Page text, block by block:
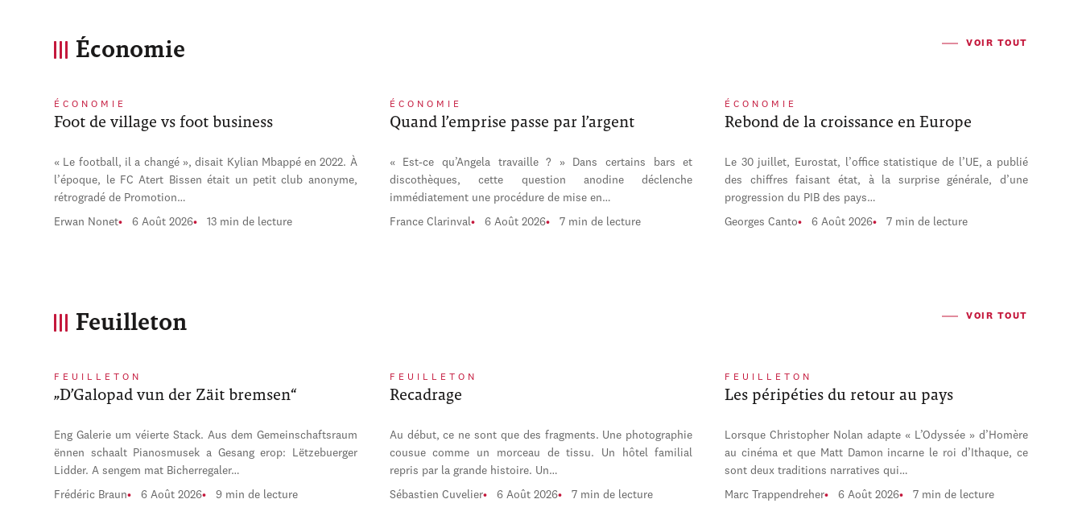
Économie VOIR TOUT
ÉCONOMIE
Foot de village vs foot business
« Le football, il a changé », disait Kylian Mbappé en 2022. À
l’époque, le FC Atert Bissen était un petit club anonyme,
rétrogradé de Promotion…
Erwan Nonet 6 Août 2026 13 min de lecture
ÉCONOMIE
Quand l’emprise passe par l’argent
« Est-ce qu’Angela travaille ? » Dans certains bars et
discothèques, cette question anodine déclenche
immédiatement une procédure de mise en…
France Clarinval 6 Août 2026 7 min de lecture
ÉCONOMIE
Rebond de la croissance en Europe
Le 30 juillet, Eurostat, l’office statistique de l’UE, a publié
des chiffres faisant état, à la surprise générale, d’une
progression du PIB des pays…
Georges Canto 6 Août 2026 7 min de lecture
Feuilleton VOIR TOUT
FEUILLETON
„D’Galopad vun der Zäit bremsen“
Eng Galerie um véierte Stack. Aus dem Gemeinschaftsraum
ënnen schaalt Pianosmusek a Gesang erop: Lëtzebuerger
Lidder. A sengem mat Bicherregaler…
Frédéric Braun 6 Août 2026 9 min de lecture
FEUILLETON
Recadrage
Au début, ce ne sont que des fragments. Une photographie
cousue comme un morceau de tissu. Un hôtel familial
repris par la grande histoire. Un…
Sébastien Cuvelier 6 Août 2026 7 min de lecture
FEUILLETON
Les péripéties du retour au pays
Lorsque Christopher Nolan adapte « L’Odyssée » d’Homère
au cinéma et que Matt Damon incarne le roi d’Ithaque, ce
sont deux traditions narratives qui…
Marc Trappendreher 6 Août 2026 7 min de lecture